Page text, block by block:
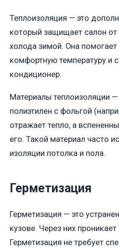
Теплоизоляция — это
который защищает салон от
холода зимой. Она
комфортную температуру и
кондиционер.
Материалы теплоизоляции
полиэтилен с фольгой
отражает тепло, а
его. Такой материал часто
изоляции потолка и пола.
Герметизация
Герметизация — это
кузове. Через них
Герметизация не требует